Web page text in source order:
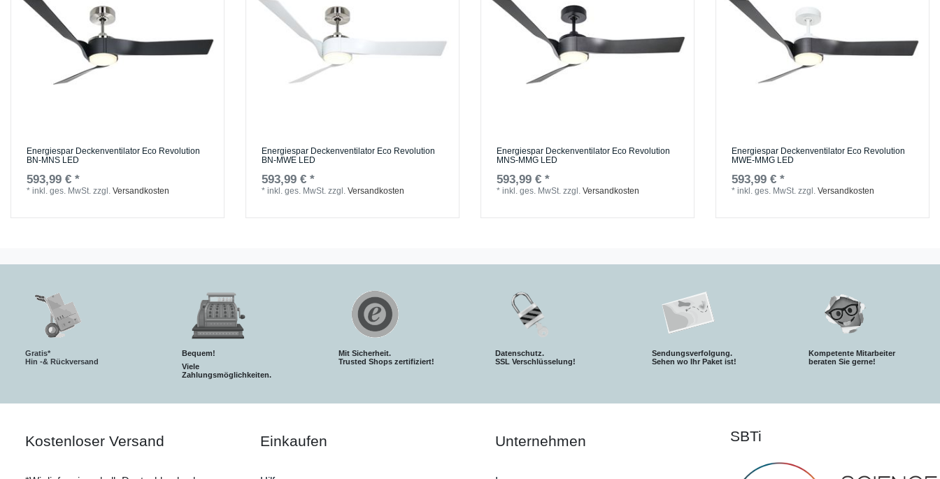
Energiespar Deckenventilator Eco Revolution
BN-MNS LED
593,99 € *
*inkl. ges. MwSt. zzgl.Versandkosten
Energiespar Deckenventilator Eco Revolution
BN-MWE LED
593,99 € *
*inkl. ges. MwSt. zzgl.Versandkosten
Energiespar Deckenventilator Eco Revolution
MNS-MMG LED
593,99 € *
*inkl. ges. MwSt. zzgl.Versandkosten
Energiespar Deckenventilator Eco Revolution
MWE-MMG LED
593,99 € *
*inkl. ges. MwSt. zzgl.Versandkosten
Gratis*
Hin -& Rückversand
Bequem!
Viele
Zahlungsmöglichkeiten.
Mit Sicherheit.
Trusted Shops zertifiziert!
Datenschutz.
SSL Verschlüsselung!
Sendungsverfolgung.
Sehen wo Ihr Paket ist!
Kompetente Mitarbeiter
beraten Sie gerne!
Kostenloser Versand Einkaufen Unternehmen SBTi